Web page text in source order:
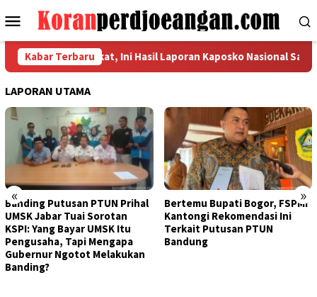
ke
Menu
Mobile
Kabar Terbaru
Langkat, Ini Hasil Laporan Kaposko Nasional Satgas
LAPORAN UTAMA
« »
Banding Putusan PTUN Prihal
UMSK Jabar Tuai Sorotan
KSPI: Yang Bayar UMSK Itu
Pengusaha, Tapi Mengapa
Gubernur Ngotot Melakukan
Banding?
Bertemu Bupati Bogor, FSPMI
Kantongi Rekomendasi Ini
Terkait Putusan PTUN
Bandung